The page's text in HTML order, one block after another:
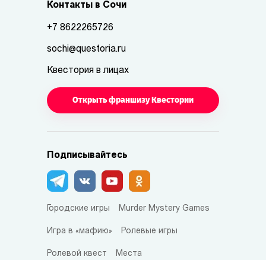
Контакты в Сочи
+7 8622265726
sochi@questoria.ru
Квестория в лицах
Открыть франшизу Квестории
Подписывайтесь
Городские игры Murder Mystery Games
Игра в «мафию» Ролевые игры
Ролевой квест Места